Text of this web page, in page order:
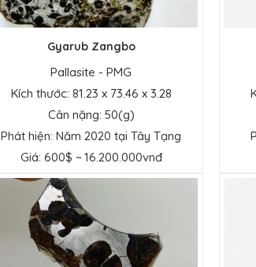
Gyarub Zangbo
Pallasite - PMG
Kích thước: 81.23 x 73.46 x 3.28
Cân nặng: 50(g)
Phát hiện: Năm 2020 tại Tây Tạng
Giá: 600$ ~ 16.200.000vnđ